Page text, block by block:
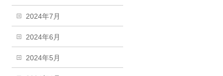
2024年7月
2024年6月
2024年5月